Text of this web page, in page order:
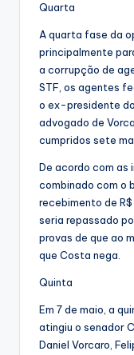
Quarta
A quarta fase da
principalmente
a corrupção de
STF, os agentes
o ex-presidente do
advogado de
cumpridos sete
De acordo com
combinado com o
recebimento de
seria repassado
provas de que ao
que Costa nega.
Quinta
Em 7 de maio, a
atingiu o senador
Daniel Vorcaro,